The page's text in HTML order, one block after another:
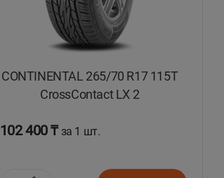
CONTINENTAL 265/70 R17 115T
CrossContact LX 2
102 400 ₸за 1 шт.